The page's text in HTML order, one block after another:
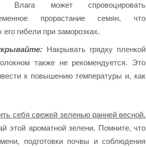
Влага может спровоцировать
прорастание семян, что
его гибели при заморозках.
Накрывать грядку пленкой
также не рекомендуется. Это
к повышению температуры и, как
себя свежей зеленью ранней весной.
этой ароматной зелени. Помните, что
подготовки почвы и соблюдения